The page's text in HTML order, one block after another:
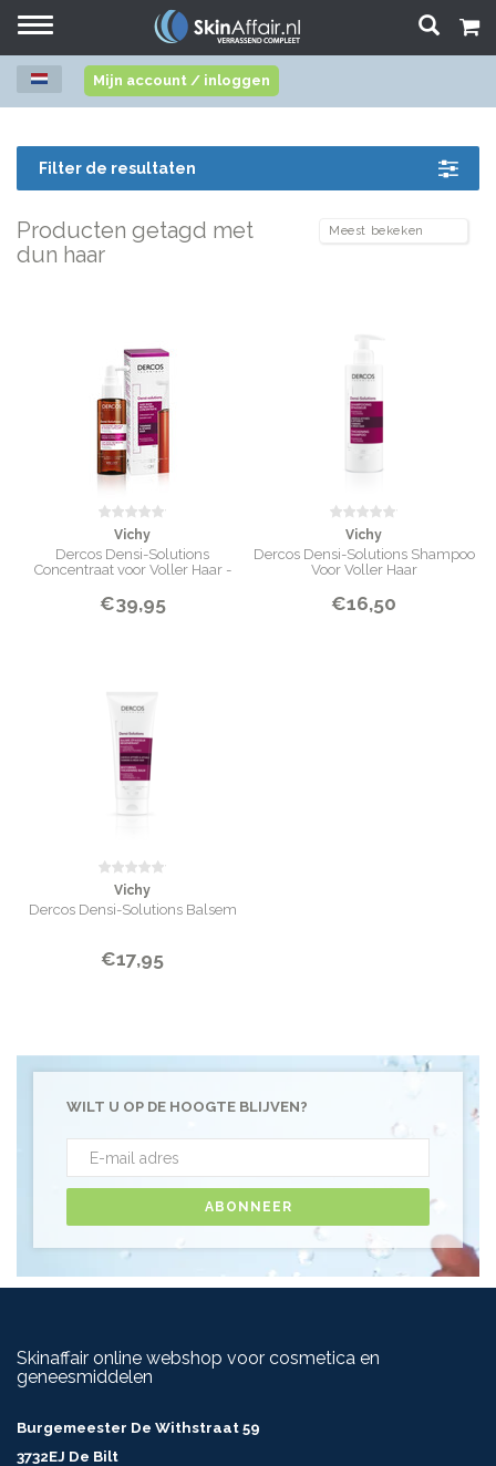
Toggle
Mijn account / inloggen
Filter de resultaten
Producten getagd met
dun haar
Vichy
Dercos Densi-Solutions
Concentraat voor Voller Haar -
€39,95
Vichy
Dercos Densi-Solutions Shampoo
Voor Voller Haar
€16,50
Vichy
Dercos Densi-Solutions Balsem
€17,95
WILT U OP DE HOOGTE BLIJVEN?
ABONNEER
Skinaffair online webshop voor cosmetica en
geneesmiddelen
Burgemeester De Withstraat 59
3732EJ De Bilt